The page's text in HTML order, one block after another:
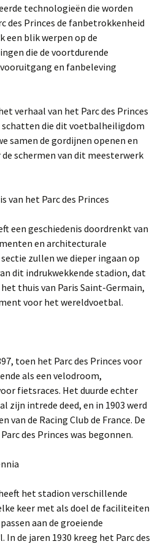
technologieën die worden
des Princes de fanbetrokkenheid
een blik werpen op de
die de voortdurende
en fanbeleving
verhaal van het Parc des Princes
schatten die dit voetbalheiligdom
samen de gordijnen openen en
schermen van dit meesterwerk
van het Parc des Princes
een geschiedenis doordrenkt van
en architecturale
zullen we dieper ingaan op
dit indrukwekkende stadion, dat
thuis van Paris Saint-Germain,
voor het wereldvoetbal.
toen het Parc des Princes voor
als een velodroom,
fietsraces. Het duurde echter
zijn intrede deed, en in 1903 werd
van de Racing Club de France. De
des Princes was begonnen.
het stadion verschillende
keer met als doel de faciliteiten
aan de groeiende
de jaren 1930 kreeg het Parc des